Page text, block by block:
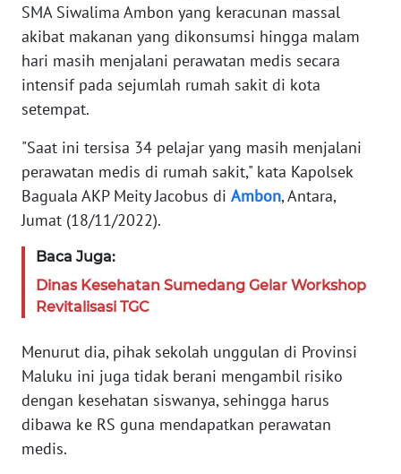
SMA Siwalima Ambon yang keracunan massal
akibat makanan yang dikonsumsi hingga malam
hari masih menjalani perawatan medis secara
intensif pada sejumlah rumah sakit di kota
setempat.
"Saat ini tersisa 34 pelajar yang masih menjalani
perawatan medis di rumah sakit," kata Kapolsek
Baguala AKP Meity Jacobus di Ambon, Antara,
Jumat (18/11/2022).
Baca Juga:
Dinas Kesehatan Sumedang Gelar Workshop
Revitalisasi TGC
Menurut dia, pihak sekolah unggulan di Provinsi
Maluku ini juga tidak berani mengambil risiko
dengan kesehatan siswanya, sehingga harus
dibawa ke RS guna mendapatkan perawatan
medis.
KAMI
PEDOMAN
MEDIA
SIBER
REDAKSI
KARIR
DISCLAIMER
Wahana
WN
WN
JAKARTA